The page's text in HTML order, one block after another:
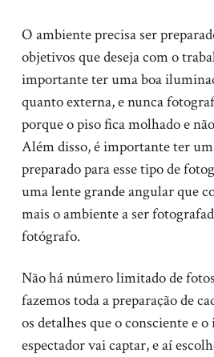
O ambiente precisa ser
objetivos que deseja com o
importante ter uma boa
quanto externa, e nunca
porque o piso fica molhado e
Além disso, é importante ter
preparado para esse tipo de
uma lente grande angular que
mais o ambiente a ser
fotógrafo.
Não há número limitado de
fazemos toda a preparação de
os detalhes que o consciente e
espectador vai captar, e aí